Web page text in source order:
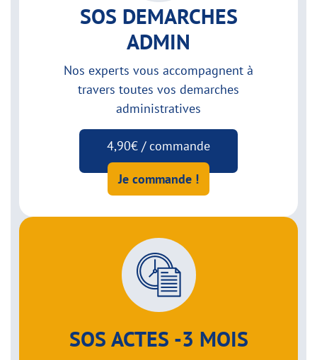
SOS DEMARCHES
ADMIN
Nos experts vous accompagnent à
travers toutes vos demarches
administratives
4,90€ / commande
Je commande !
SOS ACTES -3 MOIS